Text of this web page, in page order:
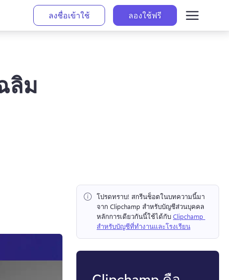
ลงชื่อเข้าใช้ ลองใช้ฟรี
ลิม
โปรดทราบ! สกรีนช็อตในบทความนี้มา
หลักการเดียวกันนี้ใช้ได้กับ Clipchamp
สำหรับบัญชีที่ทำงานและโรงเรียน